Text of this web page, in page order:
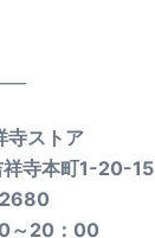
寺ストア
祥寺本町1-20-15
～20：00